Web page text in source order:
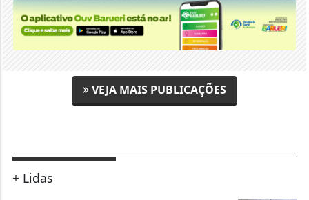
VEJA MAIS PUBLICAÇÕES
+ Lidas